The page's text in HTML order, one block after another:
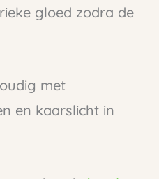
gloed zodra de
met
en kaarslicht in